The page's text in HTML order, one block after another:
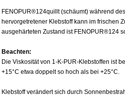
FENOPUR®124quillt (schäumt) während
hervorgetretener Klebstoff kann im frischen
ausgehärteten Zustand ist FENOPUR®124
Beachten:
Die Viskosität von 1-K-PUR-Klebstoffen ist
+15°C etwa doppelt so hoch als bei +25°C.
Klebstoff verändert sich durch